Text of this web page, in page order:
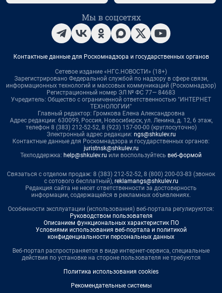
Мы в соцсетях
Контактные данные для Роскомнадзора и государственных органов
Сетевое издание «НГС.НОВОСТИ» (18+)
Зарегистрировано Федеральной службой по надзору в сфере связи,
информационных технологий и массовых коммуникаций (Роскомнадзор)
Регистрационный номер ЭЛ № ФС 77— 84683
Учредитель: Общество с ограниченной ответственностью "ИНТЕРНЕТ
ТЕХНОЛОГИИ"
Главный редактор: Громкова Елена Александровна
Адрес редакции: 630099, Россия, Новосибирск, ул. Ленина, д. 12, 6 этаж,
телефон 8 (383) 212-52-52, 8 (923) 157-00-00 (круглосуточно)
Электронный адрес редакции: ngs@shkulev.ru
Контактные данные для Роскомнадзора и государственных органов:
juristnsk@shkulev.ru
Техподдержка: help@shkulev.ru или воспользуйтесь веб-формой
Связаться с отделом продаж: 8 (383) 212-52-52, 8 (800) 200-03-83 (звонок
с сотового бесплатный), reklamangs@shkulev.ru
Редакция сайта не несет ответственности за достоверность
информации, содержащейся в рекламных объявлениях.
Особенности эксплуатации (использования) веб-портала регулируются:
Руководством пользователя
Описанием функциональных характеристик ПО
Условиями использования веб-портала и политикой
конфиденциальности персональных данных
Веб-портал распространяется в виде интернет-сервиса, специальные
действия по установке на стороне пользователя не требуются
Политика использования cookies
Рекомендательные системы